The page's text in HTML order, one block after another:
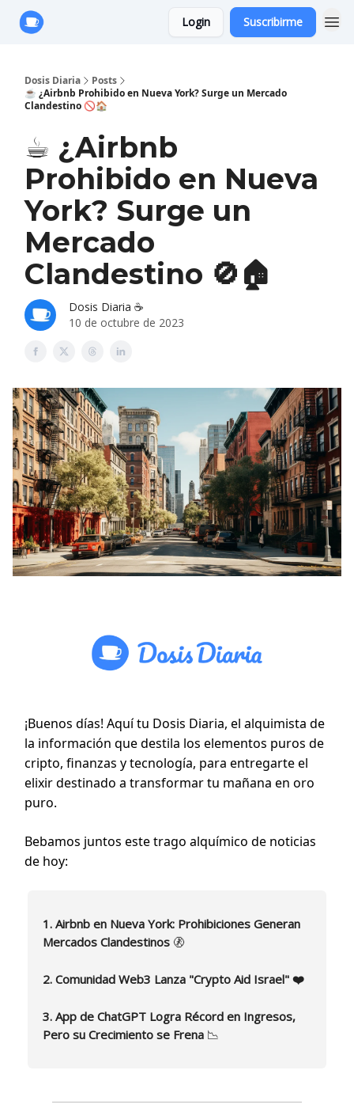
Login Suscribirme
Dosis Diaria
Posts
☕️ ¿Airbnb Prohibido en Nueva York? Surge un Mercado
Clandestino 🚫🏠
☕️ ¿Airbnb
Prohibido en Nueva
York? Surge un
Mercado
Clandestino 🚫🏠
Dosis Diaria ☕️
10 de octubre de 2023
¡Buenos días! Aquí tu Dosis Diaria, el alquimista de
la información que destila los elementos puros de
cripto, finanzas y tecnología, para entregarte el
elixir destinado a transformar tu mañana en oro
puro.
Bebamos juntos este trago alquímico de noticias
de hoy:
1. Airbnb en Nueva York: Prohibiciones Generan
Mercados Clandestinos 🚷
2. Comunidad Web3 Lanza "Crypto Aid Israel" ❤️
3. App de ChatGPT Logra Récord en Ingresos,
Pero su Crecimiento se Frena 📉